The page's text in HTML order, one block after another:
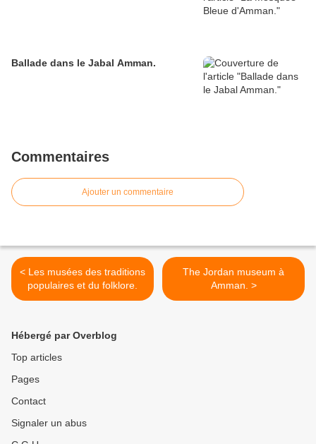
Ballade dans le Jabal Amman.
Commentaires
Ajouter un commentaire
< Les musées des traditions
populaires et du folklore.
The Jordan museum à
Amman. >
Hébergé par Overblog
Top articles
Pages
Contact
Signaler un abus